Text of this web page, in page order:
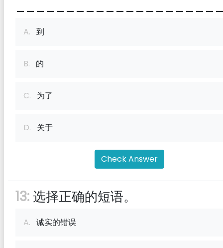
A. 到
B. 的
C. 为了
D. 关于
Check Answer
13:选择正确的短语。
A. 诚实的错误